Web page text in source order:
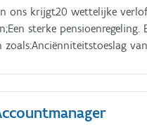
ons krijgt20 wettelijke
sterke pensioenregeling.
zoals:Anciënniteitstoeslag